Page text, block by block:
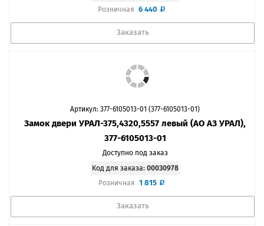
Розничная 6 440
Заказать
Артикул: 377-6105013-01 (377-6105013-01)
Замок двери УРАЛ-375,4320,5557 левый (АО АЗ УРАЛ),
377-6105013-01
Доступно под заказ
Код для заказа: 00030978
Розничная 1 815
Заказать